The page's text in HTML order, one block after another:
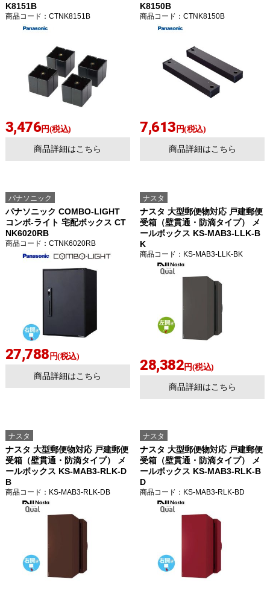
K8151B
商品コード ：CTNK8151B
3,476円(税込)
商品詳細はこちら
K8150B
商品コード ：CTNK8150B
7,613 円(税込)
商品詳細はこちら
パナソニック
パナソニック COMBO-LIGHT
コンボ-ライト 宅配ボックス CT
NK6020RB
商品コード ：CTNK6020RB
27,788 円(税込)
商品詳細はこちら
ナスタ
ナスタ 大型郵便物対応 戸建郵便
受箱（壁貫通・防滴タイプ） メ
ールボックス KS-MAB3-LLK-B
K
商品コード ：KS-MAB3-LLK-BK
28,382円(税込)
商品詳細はこちら
ナスタ
ナスタ 大型郵便物対応 戸建郵便
受箱（壁貫通・防滴タイプ） メ
ールボックス KS-MAB3-RLK-D
B
商品コード ：KS-MAB3-RLK-DB
ナスタ
ナスタ 大型郵便物対応 戸建郵便
受箱（壁貫通・防滴タイプ） メ
ールボックス KS-MAB3-RLK-B
D
商品コード ：KS-MAB3-RLK-BD
お買い物を続ける カートへ進む